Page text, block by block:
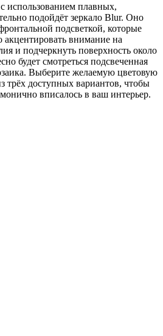
использованием плавных,
подойдёт зеркало Blur. Оно
подсветкой, которые
внимание на
и подчеркнуть поверхность около
будет смотреться подсвеченная
Выберите желаемую цветовую
трёх доступных вариантов, чтобы
вписалось в ваш интерьер.